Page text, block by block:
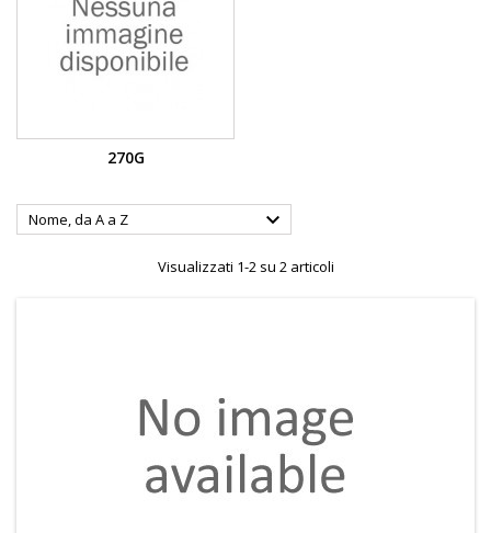
270G
Nome, da A a Z 
Visualizzati 1-2 su 2 articoli